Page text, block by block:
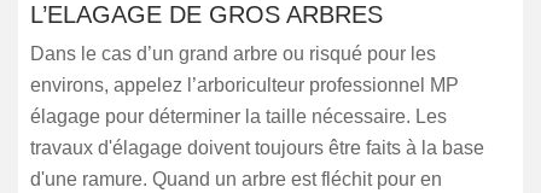
L’ELAGAGE DE GROS ARBRES
Dans le cas d’un grand arbre ou risqué pour les
environs, appelez l’arboriculteur professionnel MP
élagage pour déterminer la taille nécessaire. Les
travaux d'élagage doivent toujours être faits à la base
d'une ramure. Quand un arbre est fléchit pour en